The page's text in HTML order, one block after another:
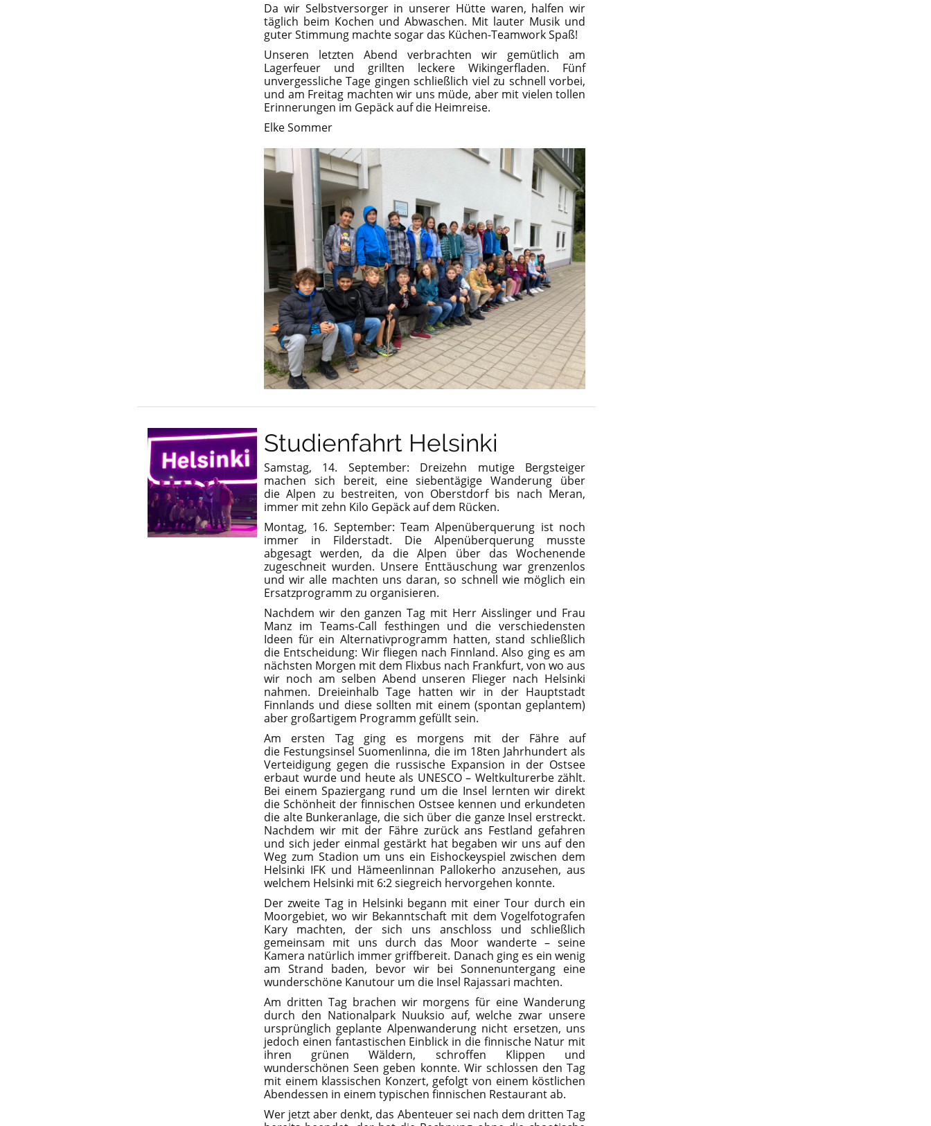
Da wir Selbstversorger in unserer Hütte waren, halfen wir
täglich beim Kochen und Abwaschen. Mit lauter Musik und
guter Stimmung machte sogar das Küchen-Teamwork Spaß!
Unseren letzten Abend verbrachten wir gemütlich am
Lagerfeuer und grillten leckere Wikingerfladen. Fünf
unvergessliche Tage gingen schließlich viel zu schnell vorbei,
und am Freitag machten wir uns müde, aber mit vielen tollen
Erinnerungen im Gepäck auf die Heimreise.
Elke Sommer
Studienfahrt Helsinki
Samstag, 14. September: Dreizehn mutige Bergsteiger
machen sich bereit, eine siebentägige Wanderung über
die Alpen zu bestreiten, von Oberstdorf bis nach Meran,
immer mit zehn Kilo Gepäck auf dem Rücken.
Montag, 16. September: Team Alpenüberquerung ist noch
immer in Filderstadt. Die Alpenüberquerung musste
abgesagt werden, da die Alpen über das Wochenende
zugeschneit wurden. Unsere Enttäuschung war grenzenlos
und wir alle machten uns daran, so schnell wie möglich ein
Ersatzprogramm zu organisieren.
Nachdem wir den ganzen Tag mit Herr Aisslinger und Frau
Manz im Teams-Call festhingen und die verschiedensten
Ideen für ein Alternativprogramm hatten, stand schließlich
die Entscheidung: Wir fliegen nach Finnland. Also ging es am
nächsten Morgen mit dem Flixbus nach Frankfurt, von wo aus
wir noch am selben Abend unseren Flieger nach Helsinki
nahmen. Dreieinhalb Tage hatten wir in der Hauptstadt
Finnlands und diese sollten mit einem (spontan geplantem)
aber großartigem Programm gefüllt sein.
Am ersten Tag ging es morgens mit der Fähre auf
die Festungsinsel Suomenlinna, die im 18ten Jahrhundert als
Verteidigung gegen die russische Expansion in der Ostsee
erbaut wurde und heute als UNESCO – Weltkulturerbe zählt.
Bei einem Spaziergang rund um die Insel lernten wir direkt
die Schönheit der finnischen Ostsee kennen und erkundeten
die alte Bunkeranlage, die sich über die ganze Insel erstreckt.
Nachdem wir mit der Fähre zurück ans Festland gefahren
und sich jeder einmal gestärkt hat begaben wir uns auf den
Weg zum Stadion um uns ein Eishockeyspiel zwischen dem
Helsinki IFK und Hämeenlinnan Pallokerho anzusehen, aus
welchem Helsinki mit 6:2 siegreich hervorgehen konnte.
Der zweite Tag in Helsinki begann mit einer Tour durch ein
Moorgebiet, wo wir Bekanntschaft mit dem Vogelfotografen
Kary machten, der sich uns anschloss und schließlich
gemeinsam mit uns durch das Moor wanderte – seine
Kamera natürlich immer griffbereit. Danach ging es ein wenig
am Strand baden, bevor wir bei Sonnenuntergang eine
wunderschöne Kanutour um die Insel Rajassari machten.
Am dritten Tag brachen wir morgens für eine Wanderung
durch den Nationalpark Nuuksio auf, welche zwar unsere
ursprünglich geplante Alpenwanderung nicht ersetzen, uns
jedoch einen fantastischen Einblick in die finnische Natur mit
ihren grünen Wäldern, schroffen Klippen und
wunderschönen Seen geben konnte. Wir schlossen den Tag
mit einem klassischen Konzert, gefolgt von einem köstlichen
Abendessen in einem typischen finnischen Restaurant ab.
Wer jetzt aber denkt, das Abenteuer sei nach dem dritten Tag